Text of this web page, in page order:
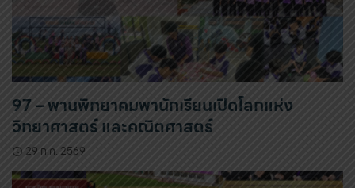
97 – พานพิทยาคมพานักเรียนเปิดโลกแห่ง
วิทยาศาสตร์ และคณิตศาสตร์
29 ก.ค. 2569